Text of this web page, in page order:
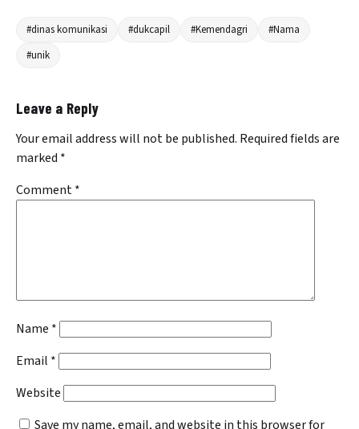
#dinas komunikasi #dukcapil #Kemendagri
#Nama
#unik
Leave a Reply
Your email address will not be published. Required fields are
marked *
Comment*
Name *
Email *
Website
Save my name, email, and website in this browser for